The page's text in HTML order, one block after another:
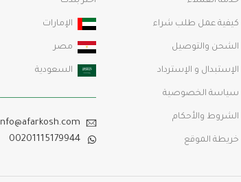
كيفية عمل طلب شراء
الشحن والتوصيل
الإستبدال و الإسترداد
سياسة الخصوصية
الشروط والأحكام
خريطة الموقع
الإمارات
مصر
السعودية
00201115179944